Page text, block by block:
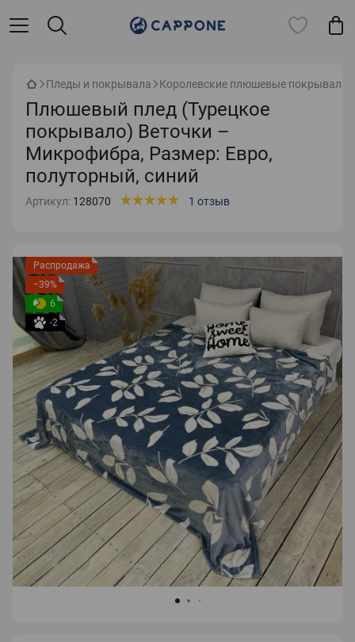
Пледы и покрывала Королевские плюшевые покрывала
Плюшевый плед (Турецкое
покрывало) Веточки –
Микрофибра, Размер: Евро,
полуторный, синий
Артикул: 128070 1 отзыв
Распродажа
−39%
6
-2